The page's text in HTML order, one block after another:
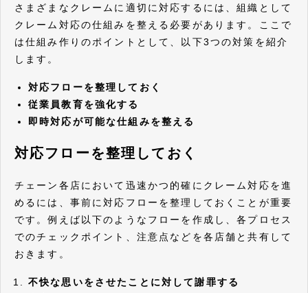
さまざまなクレームに適切に対応するには、組織として
クレーム対応の仕組みを整える必要があります。ここで
は仕組み作りのポイントとして、以下3つの対策を紹介
します。
対応フローを整理しておく
従業員教育を強化する
即時対応が可能な仕組みを整える
対応フローを整理しておく
チェーン各店において迅速かつ的確にクレーム対応を進
めるには、事前に対応フローを整理しておくことが重要
です。例えば以下のようなフローを作成し、各プロセス
でのチェックポイント、注意点などを各店舗と共有して
おきます。
不快な思いをさせたことに対して謝罪する